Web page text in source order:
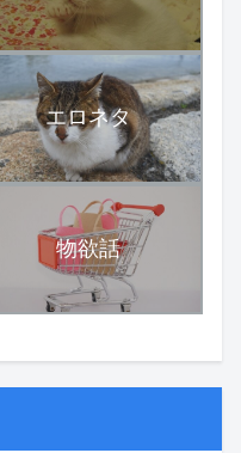
エロネタ
物欲話